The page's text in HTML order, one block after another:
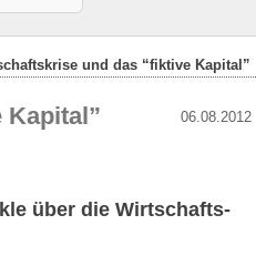
und das “fiktive Kapital”
06.08.2012
Kapital”
über die Wirtschafts-